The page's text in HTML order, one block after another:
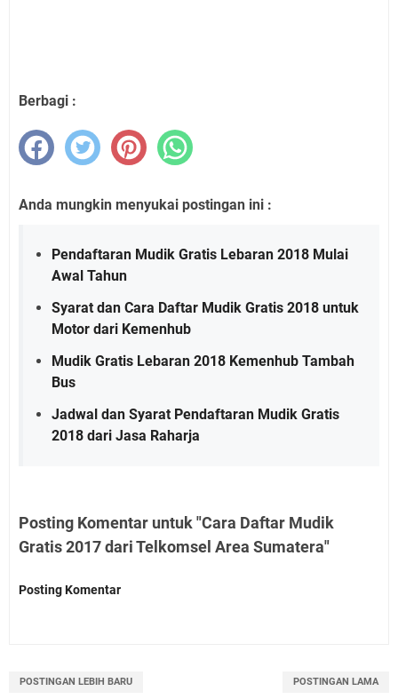
Berbagi :
Anda mungkin menyukai postingan ini :
Pendaftaran Mudik Gratis Lebaran 2018 Mulai
Awal Tahun
Syarat dan Cara Daftar Mudik Gratis 2018 untuk
Motor dari Kemenhub
Mudik Gratis Lebaran 2018 Kemenhub Tambah
Bus
Jadwal dan Syarat Pendaftaran Mudik Gratis
2018 dari Jasa Raharja
Posting Komentar untuk "Cara Daftar Mudik
Gratis 2017 dari Telkomsel Area Sumatera"
Posting Komentar
POSTINGAN LEBIH BARU POSTINGAN LAMA